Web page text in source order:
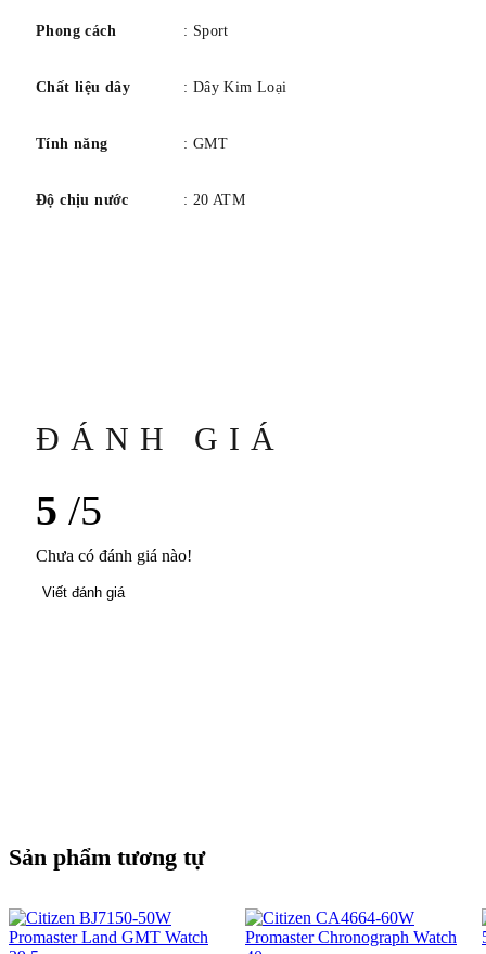
Phong cách : Sport
Chất liệu dây : Dây Kim Loại
Tính năng : GMT
Độ chịu nước : 20 ATM
ĐÁNH GIÁ
5 /5
Chưa có đánh giá nào!
Viết đánh giá
Sản phẩm tương tự